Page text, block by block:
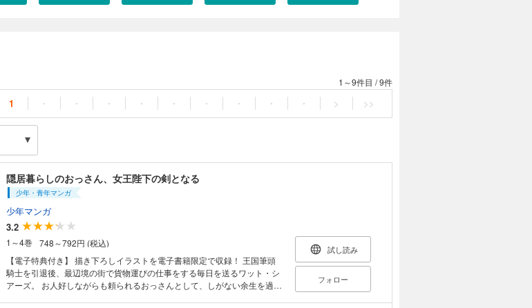
1～9件目 /9件
1 ・ ・ ・ ・ ・ ・ ・ ・ ・ > >>
隠居暮らしのおっさん、女王陛下の剣となる
少年・青年マンガ
少年マンガ
3.2
1～4巻
748～792円 (税込)
【電子特典付き】 描き下ろしイラストを電子書籍限定で収録！ 王国筆頭
騎士を引退後、最辺境の街で貨物運びの仕事をする毎日を送るワット・シ
アーズ。 お人好しながらも頼られるおっさんとして、しがない余生を過ご
試し読み
フォロー